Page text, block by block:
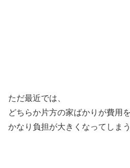
ただ最近では、
どちらか片方の家ばかりが費用を
かなり負担が大きくなってしま